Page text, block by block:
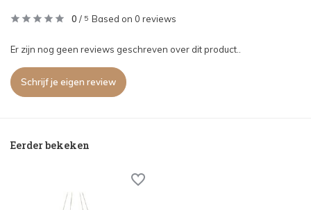
0 / 5 Based on 0 reviews
Er zijn nog geen reviews geschreven over dit product..
Schrijf je eigen review
Eerder bekeken